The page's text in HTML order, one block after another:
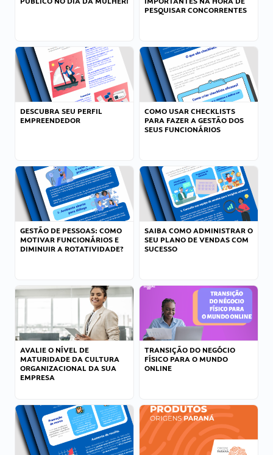
PESQUISAR CONCORRENTES
DESCUBRA SEU PERFIL
EMPREENDEDOR
COMO USAR CHECKLISTS
PARA FAZER A GESTÃO DOS
SEUS FUNCIONÁRIOS
GESTÃO DE PESSOAS: COMO
MOTIVAR FUNCIONÁRIOS E
DIMINUIR A ROTATIVIDADE?
SAIBA COMO ADMINISTRAR O
SEU PLANO DE VENDAS COM
SUCESSO
AVALIE O NÍVEL DE
MATURIDADE DA CULTURA
ORGANIZACIONAL DA SUA
EMPRESA
TRANSIÇÃO DO NEGÓCIO
FÍSICO PARA O MUNDO
ONLINE